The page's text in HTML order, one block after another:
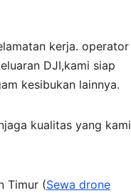
kerja. operator
DJI,kami siap
kesibukan lainnya.
kualitas yang kami
Timur (Sewa drone